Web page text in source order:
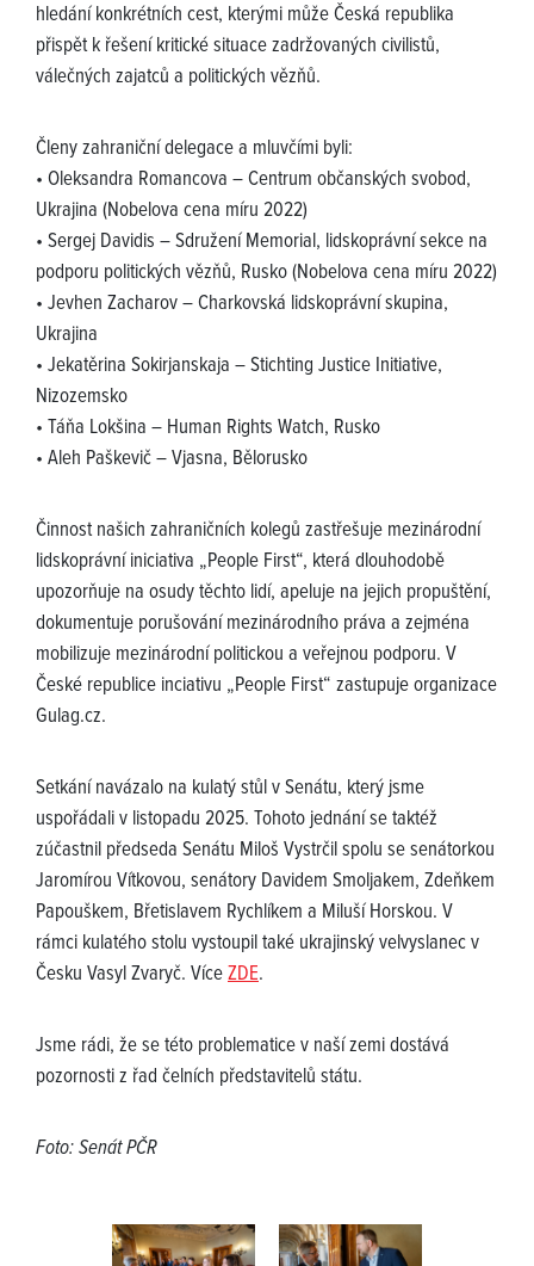
hledání konkrétních cest, kterými může Česká republika
přispět k řešení kritické situace zadržovaných civilistů,
válečných zajatců a politických vězňů.
Členy zahraniční delegace a mluvčími byli:
• Oleksandra Romancova – Centrum občanských svobod,
Ukrajina (Nobelova cena míru 2022)
• Sergej Davidis – Sdružení Memorial, lidskoprávní sekce na
podporu politických vězňů, Rusko (Nobelova cena míru 2022)
• Jevhen Zacharov – Charkovská lidskoprávní skupina,
Ukrajina
• Jekatěrina Sokirjanskaja – Stichting Justice Initiative,
Nizozemsko
• Táňa Lokšina – Human Rights Watch, Rusko
• Aleh Paškevič – Vjasna, Bělorusko
Činnost našich zahraničních kolegů zastřešuje mezinárodní
lidskoprávní iniciativa „People First“, která dlouhodobě
upozorňuje na osudy těchto lidí, apeluje na jejich propuštění,
dokumentuje porušování mezinárodního práva a zejména
mobilizuje mezinárodní politickou a veřejnou podporu. V
České republice inciativu „People First“ zastupuje organizace
Gulag.cz.
Setkání navázalo na kulatý stůl v Senátu, který jsme
uspořádali v listopadu 2025. Tohoto jednání se taktéž
zúčastnil předseda Senátu Miloš Vystrčil spolu se senátorkou
Jaromírou Vítkovou, senátory Davidem Smoljakem, Zdeňkem
Papouškem, Břetislavem Rychlíkem a Miluší Horskou. V
rámci kulatého stolu vystoupil také ukrajinský velvyslanec v
Česku Vasyl Zvaryč. VíceZDE.
Jsme rádi, že se této problematice v naší zemi dostává
pozornosti z řad čelních představitelů státu.
Foto: Senát PČR